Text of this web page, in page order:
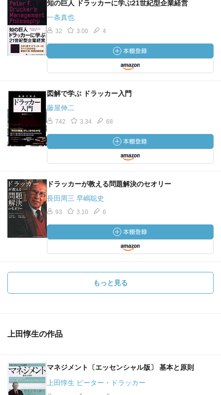
知の巨人 ドラッカーに学ぶ21世紀型企業経営
一条真也
32 3.00 4
図解で学ぶ ドラッカー入門
藤屋伸二
742 3.34 68
ドラッカーが教える問題解決のセオリー
長田周三 早嶋聡史
93 3.10 6
もっと見る
上田惇生の作品
マネジメント〔エッセンシャル版〕 基本と原則
上田惇生 ピーター・ドラッカー